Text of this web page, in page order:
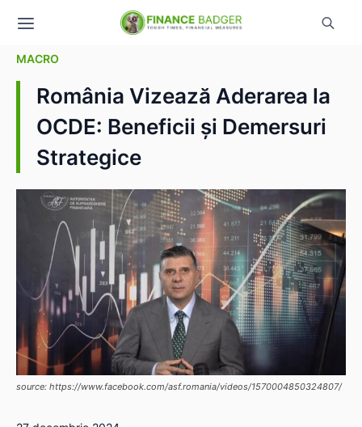
MACRO
România Vizează Aderarea la
OCDE: Beneficii și Demersuri
Strategice
source: https://www.facebook.com/asf.romania/videos/1570004850324807/